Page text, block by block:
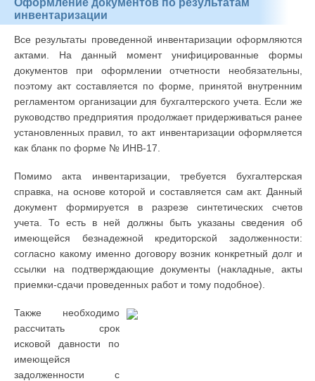
Оформление документов по результатам
инвентаризации
Все результаты проведенной инвентаризации оформляются
актами. На данный момент унифицированные формы
документов при оформлении отчетности необязательны,
поэтому акт составляется по форме, принятой внутренним
регламентом организации для бухгалтерского учета. Если же
руководство предприятия продолжает придерживаться ранее
установленных правил, то акт инвентаризации оформляется
как бланк по форме № ИНВ-17.
Помимо акта инвентаризации, требуется бухгалтерская
справка, на основе которой и составляется сам акт. Данный
документ формируется в разрезе синтетических счетов
учета. То есть в ней должны быть указаны сведения об
имеющейся безнадежной кредиторской задолженности:
согласно какому именно договору возник конкретный долг и
ссылки на подтверждающие документы (накладные, акты
приемки-сдачи проведенных работ и тому подобное).
Также необходимо
рассчитать срок
исковой давности по
имеющейся
задолженности с